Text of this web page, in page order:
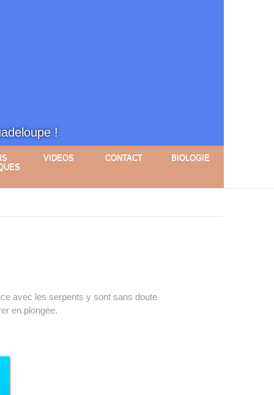
!
VIDEOS CONTACT BIOLOGIE
avec les serpents y sont sans doute
en plongée.